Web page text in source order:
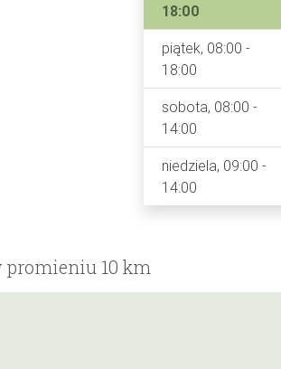
18:00
piątek, 08:00 -
18:00
sobota, 08:00 -
14:00
niedziela, 09:00 -
14:00
promieniu 10 km